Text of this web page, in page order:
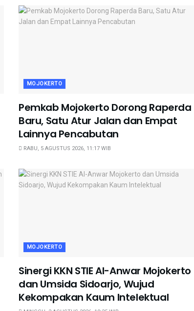
MOJOKERTO
Pemkab Mojokerto Dorong Raperda
Baru, Satu Atur Jalan dan Empat
Lainnya Pencabutan
RABU, 5 AGUSTUS 2026, 11:17 WIB
MOJOKERTO
Sinergi KKN STIE Al-Anwar Mojokerto
dan Umsida Sidoarjo, Wujud
Kekompakan Kaum Intelektual